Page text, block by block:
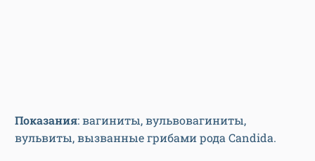
Показания: вагиниты, вульвовагиниты,
вульвиты, вызванные грибами рода Candida.